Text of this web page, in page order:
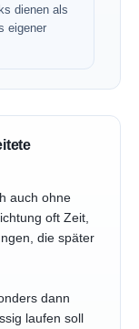
dienen als
eigener
auch ohne
oft Zeit,
die später
dann
laufen soll